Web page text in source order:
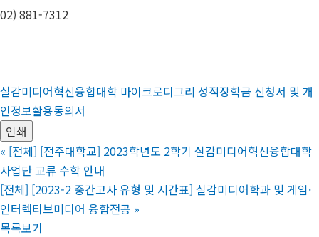
02) 881-7312
실감미디어혁신융합대학 마이크로디그리 성적장학금 신청서 및 개
인정보활용동의서
인쇄
« [전체] [전주대학교] 2023학년도 2학기 실감미디어혁신융합대학
사업단 교류 수학 안내
[전체] [2023-2 중간고사 유형 및 시간표] 실감미디어학과 및 게임·
인터렉티브미디어 융합전공 »
목록보기